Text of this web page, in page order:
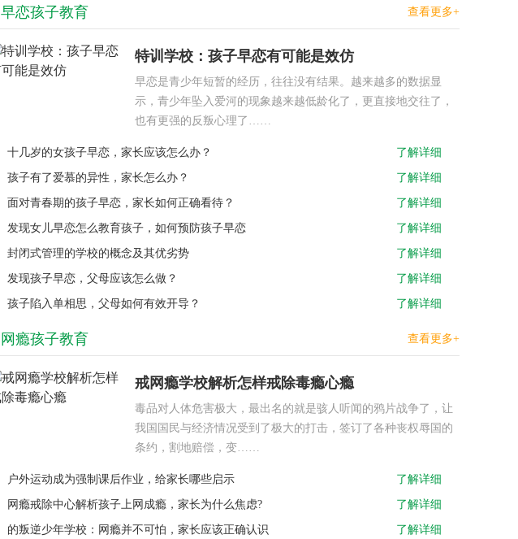
早恋孩子教育 查看更多+
特训学校：孩子早恋有可能是效仿
早恋是青少年短暂的经历，往往没有结果。越来越多的数据显
示，青少年坠入爱河的现象越来越低龄化了，更直接地交往了，
也有更强的反叛心理了……
十几岁的女孩子早恋，家长应该怎么办？ 了解详细
孩子有了爱慕的异性，家长怎么办？ 了解详细
面对青春期的孩子早恋，家长如何正确看待？ 了解详细
发现女儿早恋怎么教育孩子，如何预防孩子早恋 了解详细
封闭式管理的学校的概念及其优劣势 了解详细
发现孩子早恋，父母应该怎么做？ 了解详细
孩子陷入单相思，父母如何有效开导？ 了解详细
网瘾孩子教育 查看更多+
戒网瘾学校解析怎样戒除毒瘾心瘾
毒品对人体危害极大，最出名的就是骇人听闻的鸦片战争了，让
我国国民与经济情况受到了极大的打击，签订了各种丧权辱国的
条约，割地赔偿，变……
户外运动成为强制课后作业，给家长哪些启示 了解详细
网瘾戒除中心解析孩子上网成瘾，家长为什么焦虑? 了解详细
的叛逆少年学校：网瘾并不可怕，家长应该正确认识 了解详细